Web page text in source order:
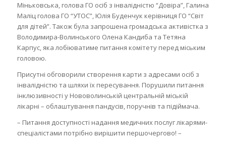
Міньковська, голова ГО осіб з інвалідністю “Довіра”, Галина
Маліц голова ГО “УТОС”, Юлія Буденчук керівниця ГО “Світ
для дітей”. Також була запрошена громадська активістка з
Володимира-Волинського Олена Кандиба та Тетяна
Карпус, яка лобіюватиме питання комітету перед міським
головою.
Присутні обговорили створення карти з адресами осіб з
інвалідністю та шляхи їх пересування. Порушили питання
інклюзивності у Нововолинській центральній міській
лікарні – облаштування пандусів, поручнів та підіймача.
– Питання доступності надання медичних послуг лікарями-
спеціалістами потрібно вирішити першочергово! –